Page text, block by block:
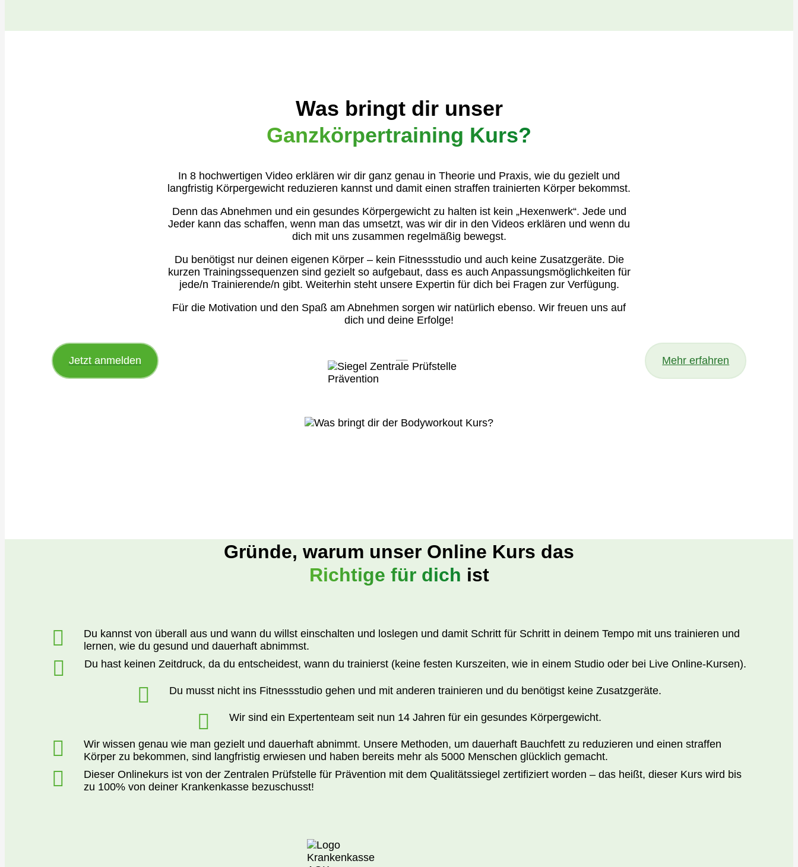
Was bringt dir unser
Ganzkörpertraining Kurs?
In 8 hochwertigen Video erklären wir dir ganz genau in Theorie und Praxis, wie du gezielt und
langfristig Körpergewicht reduzieren kannst und damit einen straffen trainierten Körper bekommst.
Denn das Abnehmen und ein gesundes Körpergewicht zu halten ist kein „Hexenwerk“. Jede und
Jeder kann das schaffen, wenn man das umsetzt, was wir dir in den Videos erklären und wenn du
dich mit uns zusammen regelmäßig bewegst.
Du benötigst nur deinen eigenen Körper – kein Fitnessstudio und auch keine Zusatzgeräte. Die
kurzen Trainingssequenzen sind gezielt so aufgebaut, dass es auch Anpassungsmöglichkeiten für
jede/n Trainierende/n gibt. Weiterhin steht unsere Expertin für dich bei Fragen zur Verfügung.
Für die Motivation und den Spaß am Abnehmen sorgen wir natürlich ebenso. Wir freuen uns auf
dich und deine Erfolge!
Jetzt anmelden Mehr erfahren
Gründe, warum unser Online Kurs das
Richtige für dich ist
Du kannst von überall aus und wann du willst einschalten und loslegen und damit Schritt für Schritt in deinem Tempo mit uns trainieren und
lernen, wie du gesund und dauerhaft abnimmst.
Du hast keinen Zeitdruck, da du entscheidest, wann du trainierst (keine festen Kurszeiten, wie in einem Studio oder bei Live Online-Kursen).
Du musst nicht ins Fitnessstudio gehen und mit anderen trainieren und du benötigst keine Zusatzgeräte.
Wir sind ein Expertenteam seit nun 14 Jahren für ein gesundes Körpergewicht.
Wir wissen genau wie man gezielt und dauerhaft abnimmt. Unsere Methoden, um dauerhaft Bauchfett zu reduzieren und einen straffen
Körper zu bekommen, sind langfristig erwiesen und haben bereits mehr als 5000 Menschen glücklich gemacht.
Dieser Onlinekurs ist von der Zentralen Prüfstelle für Prävention mit dem Qualitätssiegel zertifiziert worden – das heißt, dieser Kurs wird bis
zu 100% von deiner Krankenkasse bezuschusst!